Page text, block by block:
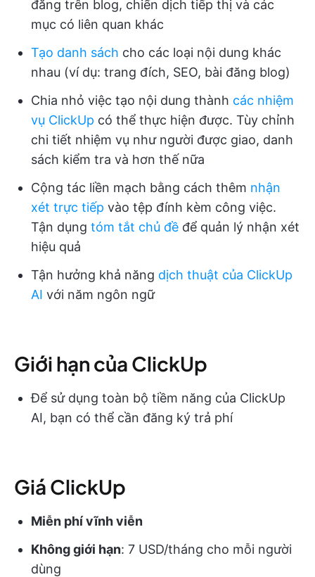
đăng trên blog, chiến dịch tiếp thị và các
mục có liên quan khác
Tạo danh sách cho các loại nội dung khác
nhau (ví dụ: trang đích, SEO, bài đăng blog)
Chia nhỏ việc tạo nội dung thành các nhiệm
vụ ClickUp có thể thực hiện được. Tùy chỉnh
chi tiết nhiệm vụ như người được giao, danh
sách kiểm tra và hơn thế nữa
Cộng tác liền mạch bằng cách thêm nhận
xét trực tiếp vào tệp đính kèm công việc.
Tận dụng tóm tắt chủ đề để quản lý nhận xét
hiệu quả
Tận hưởng khả năng dịch thuật của ClickUp
AI với năm ngôn ngữ
Giới hạn của ClickUp
Để sử dụng toàn bộ tiềm năng của ClickUp
AI, bạn có thể cần đăng ký trả phí
Giá ClickUp
Miễn phí vĩnh viễn
Không giới hạn: 7 USD/tháng cho mỗi người
dùng